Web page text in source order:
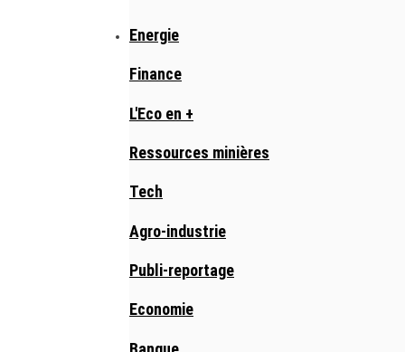
Energie
Finance
L'Eco en +
Ressources minières
Tech
Agro-industrie
Publi-reportage
Economie